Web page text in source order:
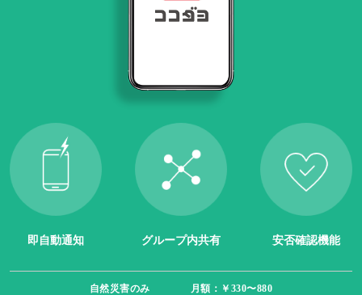
即自動通知 グループ内共有 安否確認機能
自然災害のみ 月額：￥330〜880